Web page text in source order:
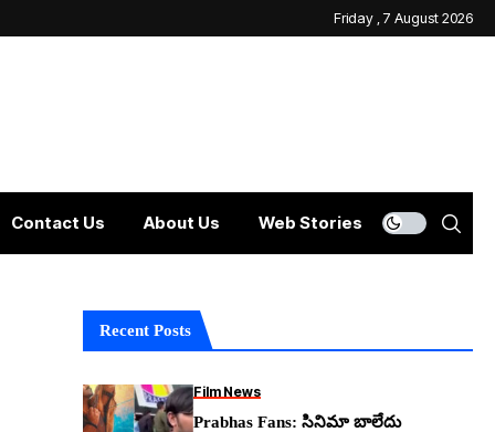
Friday , 7 August 2026
Contact Us About Us Web Stories
Recent Posts
Film News
Prabhas Fans: సినిమా బాలేదు